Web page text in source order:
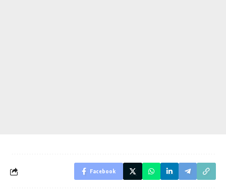
Facebook